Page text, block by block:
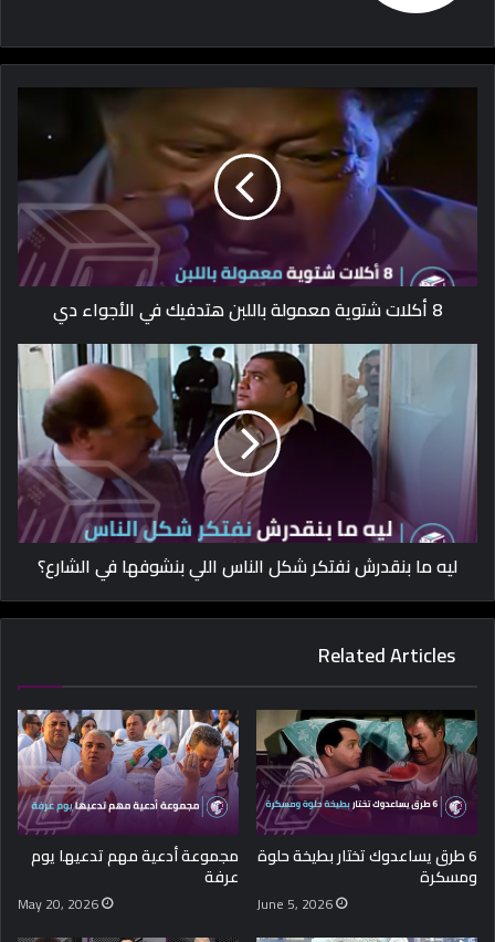
8 أكلات شتوية معمولة باللبن هتدفيك في الأجواء دي
ليه ما بنقدرش نفتكر شكل الناس اللي بنشوفها في الشارع؟
Related Articles
6 طرق يساعدوك تختار بطيخة حلوة
ومسكرة
June 5, 2026
مجموعة أدعية مهم تدعيها يوم
عرفة
May 20, 2026